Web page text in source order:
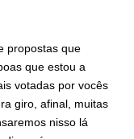
propostas que
que estou a
votadas por vocês
giro, afinal, muitas
nisso lá